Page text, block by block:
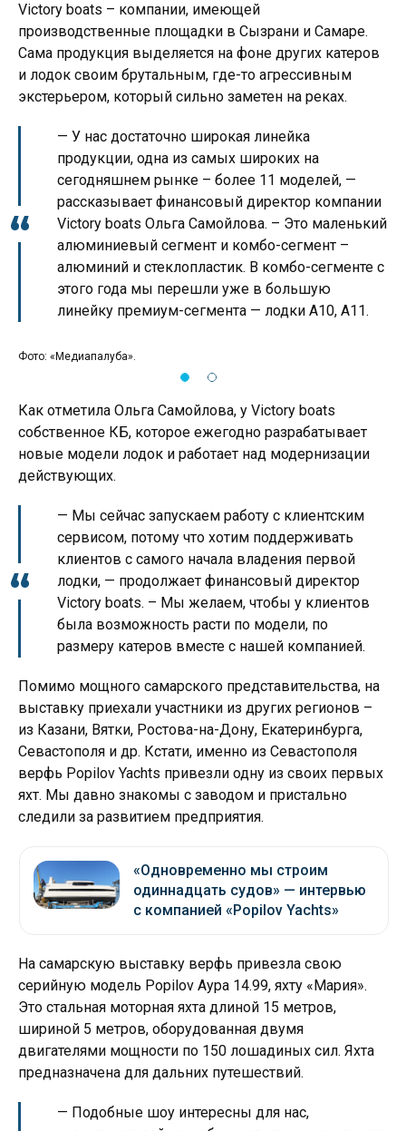
Victory boats – компании, имеющей
производственные площадки в Сызрани и Самаре.
Сама продукция выделяется на фоне других катеров
и лодок своим брутальным, где-то агрессивным
экстерьером, который сильно заметен на реках.
— У нас достаточно широкая линейка
продукции, одна из самых широких на
сегодняшнем рынке – более 11 моделей, —
рассказывает финансовый директор компании
Victory boats Ольга Самойлова. – Это маленький
алюминиевый сегмент и комбо-сегмент –
алюминий и стеклопластик. В комбо-сегменте с
этого года мы перешли уже в большую
линейку премиум-сегмента — лодки А10, А11.
Фото: «Медиапалуба».
Как отметила Ольга Самойлова, у Victory boats
собственное КБ, которое ежегодно разрабатывает
новые модели лодок и работает над модернизации
действующих.
— Мы сейчас запускаем работу с клиентским
сервисом, потому что хотим поддерживать
клиентов с самого начала владения первой
лодки, — продолжает финансовый директор
Victory boats. – Мы желаем, чтобы у клиентов
была возможность расти по модели, по
размеру катеров вместе с нашей компанией.
Помимо мощного самарского представительства, на
выставку приехали участники из других регионов –
из Казани, Вятки, Ростова-на-Дону, Екатеринбурга,
Севастополя и др. Кстати, именно из Севастополя
верфь Popilov Yachts привезли одну из своих первых
яхт. Мы давно знакомы с заводом и пристально
следили за развитием предприятия.
«Одновременно мы строим
одиннадцать судов» — интервью
с компанией «Popilov Yachts»
На самарскую выставку верфь привезла свою
серийную модель Popilov Аура 14.99, яхту «Мария».
Это стальная моторная яхта длиной 15 метров,
шириной 5 метров, оборудованная двумя
двигателями мощности по 150 лошадиных сил. Яхта
предназначена для дальних путешествий.
— Подобные шоу интересны для нас,